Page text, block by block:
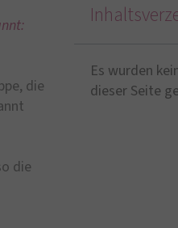
die
die
Es wurden
dieser Seite